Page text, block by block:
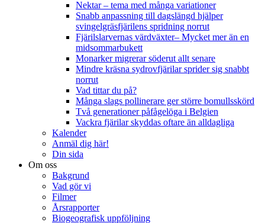
Nektar – tema med många variationer
Snabb anpassning till dagslängd hjälper
svingelgräsfjärilens spridning norrut
Fjärilslarvernas värdväxter– Mycket mer än en
midsommarbukett
Monarker migrerar söderut allt senare
Mindre kräsna sydrovfjärilar sprider sig snabbt
norrut
Vad tittar du på?
Många slags pollinerare ger större bomullsskörd
Två generationer påfågelöga i Belgien
Vackra fjärilar skyddas oftare än alldagliga
Kalender
Anmäl dig här!
Din sida
Om oss
Bakgrund
Vad gör vi
Filmer
Årsrapporter
Biogeografisk uppföljning